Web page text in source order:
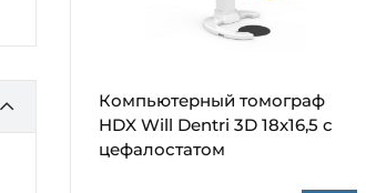
Компьютерный томограф
HDX Will Dentri 3D 18x16,5 с
цефалостатом